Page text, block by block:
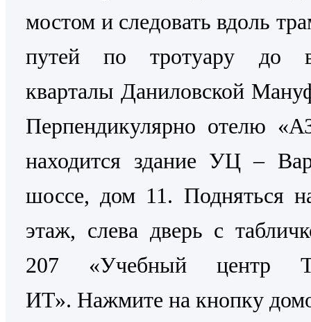
мостом и следовать вдоль
путей по тротуару до
кварталы Даниловской
Перпендикулярно отелю
находится здание УЦ –
шоссе, дом 11. Подняться
этаж, слева дверь с
207 «Учебный центр
ИТ». Нажмите на кнопку